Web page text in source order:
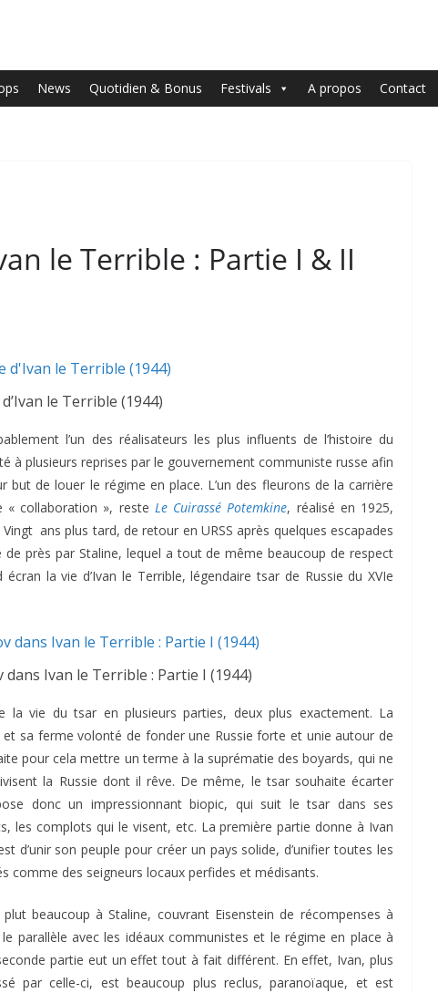
News Quotidien & Bonus Festivals A propos Contact
le Terrible : Partie I & II
le Terrible (1944)
l’un des réalisateurs les plus influents de l’histoire du
à plusieurs reprises par le gouvernement communiste russe afin
de louer le régime en place. L’un des fleurons de la carrière
« collaboration », reste Le Cuirassé Potemkine, réalisé en 1925,
ans plus tard, de retour en URSS après quelques escapades
de près par Staline, lequel a tout de même beaucoup de respect
la vie d’Ivan le Terrible, légendaire tsar de Russie du XVIe
Ivan le Terrible : Partie I (1944)
la vie du tsar en plusieurs parties, deux plus exactement. La
sa ferme volonté de fonder une Russie forte et unie autour de
pour cela mettre un terme à la suprématie des boyards, qui ne
la Russie dont il rêve. De même, le tsar souhaite écarter
donc un impressionnant biopic, qui suit le tsar dans ses
les complots qui le visent, etc. La première partie donne à Ivan
d’unir son peuple pour créer un pays solide, d’unifier toutes les
comme des seigneurs locaux perfides et médisants.
beaucoup à Staline, couvrant Eisenstein de récompenses à
parallèle avec les idéaux communistes et le régime en place à
partie eut un effet tout à fait différent. En effet, Ivan, plus
par celle-ci, est beaucoup plus reclus, paranoïaque, et est